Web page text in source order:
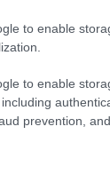
to enable
to enable
prevention,
01:16